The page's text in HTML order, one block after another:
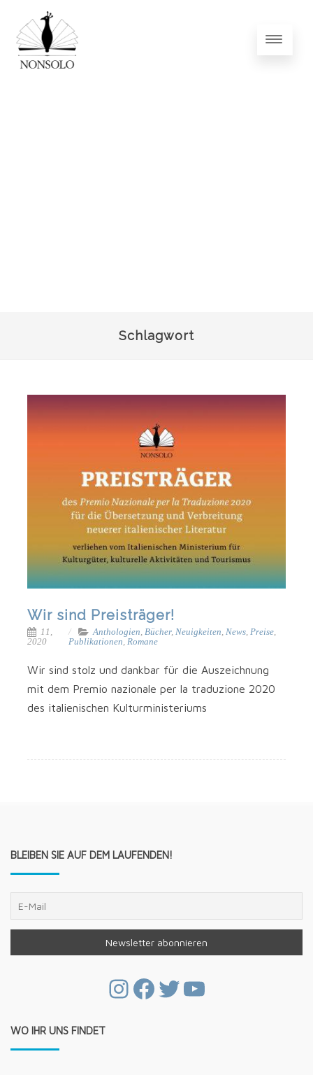
Schlagwort
Wir sind Preisträger!
11,
2020
Anthologien, Bücher, Neuigkeiten, News, Preise,
Publikationen, Romane
Wir sind stolz und dank­bar für die Aus­zeich­nung
mit dem Pre­mio nazio­na­le per la tra­du­zi­o­ne 2020
des ita­lie­ni­schen Kulturministeriums
BLEIBEN SIE AUF DEM LAUFENDEN!
Instagram
Facebook
Twitter
YouTube
WO IHR UNS FINDET